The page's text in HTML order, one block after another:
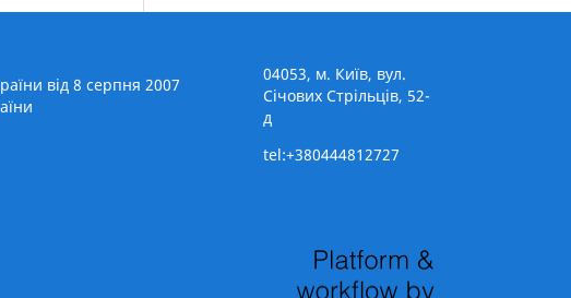
від 8 серпня 2007
04053, м. Київ, вул.
Січових Стрільців, 52-
д
tel:+380444812727